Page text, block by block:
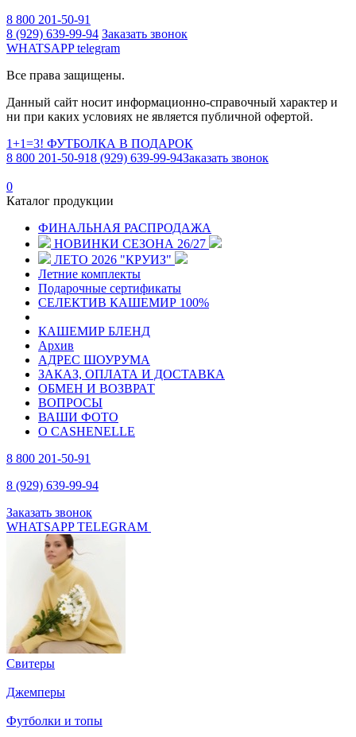
8 800 201-50-91
8 (929) 639-99-94 Заказать звонок
WHATSAPPtelegram
Все права защищены.
Данный сайт носит информационно-справочный характер и
ни при каких условиях не является публичной офертой.
1+1=3! ФУТБОЛКА В ПОДАРОК
8 800 201-50-918 (929) 639-99-94Заказать звонок
0
Каталог продукции
ФИНАЛЬНАЯ РАСПРОДАЖА
НОВИНКИ СЕЗОНА 26/27
ЛЕТО 2026 "КРУИЗ"
Летние комплекты
Подарочные сертификаты
СЕЛЕКТИВ КАШЕМИР 100%
КАШЕМИР БЛЕНД
Архив
АДРЕС ШОУРУМА
ЗАКАЗ, ОПЛАТА И ДОСТАВКА
ОБМЕН И ВОЗВРАТ
ВОПРОСЫ
ВАШИ ФОТО
О CASHENELLE
8 800 201-50-91
8 (929) 639-99-94
Заказать звонок
WHATSAPPTELEGRAM
Свитеры
Джемперы
Футболки и топы